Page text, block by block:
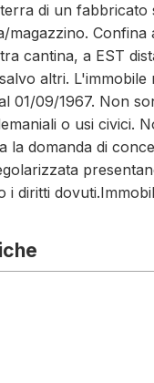
di un
magazzino.
cantina, a EST
altri.
01/09/1967. Non
o usi civici.
la domanda di
i diritti